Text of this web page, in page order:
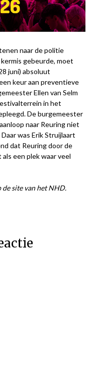
naar de politie
gebeurde, moet
juni) absoluut
keur aan preventieve
Ellen van Selm
in het
De burgemeester
naar Reuring niet
was Erik Struijlaart
dat Reuring door de
een plek waar veel
de site van het NHD.